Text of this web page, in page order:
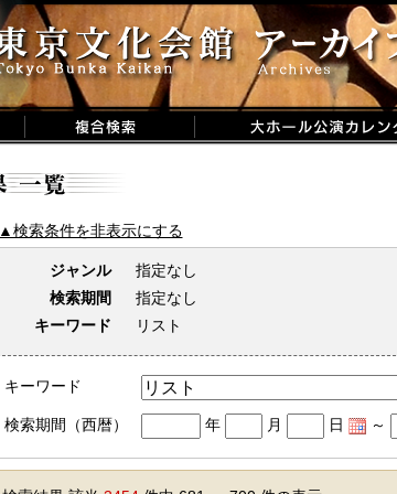
▲検索条件を非表示にする
ジャンル
指定なし
検索期間
指定なし
キーワード
リスト
キーワード
検索期間（西暦） 年 月 日 ～